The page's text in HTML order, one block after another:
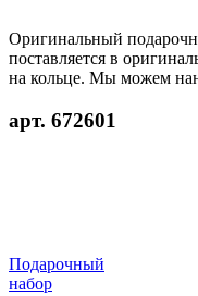
Оригинальный
поставляется в
на кольце. Мы можем
арт. 672601
Подарочный
набор